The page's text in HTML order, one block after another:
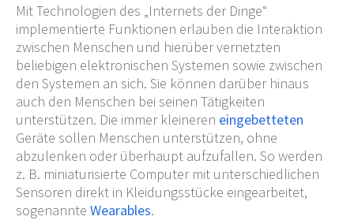
Mit Technologien des „Internets der Dinge“
implementierte Funktionen erlauben die Interaktion
zwischen Menschen und hierüber vernetzten
beliebigen elektronischen Systemen sowie zwischen
den Systemen an sich. Sie können darüber hinaus
auch den Menschen bei seinen Tätigkeiten
unterstützen. Die immer kleineren eingebetteten
Geräte sollen Menschen unterstützen, ohne
abzulenken oder überhaupt aufzufallen. So werden
z. B. miniaturisierte Computer mit unterschiedlichen
Sensoren direkt in Kleidungsstücke eingearbeitet,
sogenannte Wearables.